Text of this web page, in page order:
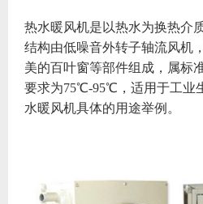
热水暖风机是以热水为换热介
结构由低噪音外转子轴流风机
美的百叶窗等部件组成，属标
要求为75℃-95℃，适用于工业
水暖风机具体的用途举例。